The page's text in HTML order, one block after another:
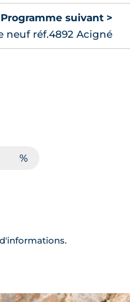
Programme suivant >
neuf réf.4892 Acigné